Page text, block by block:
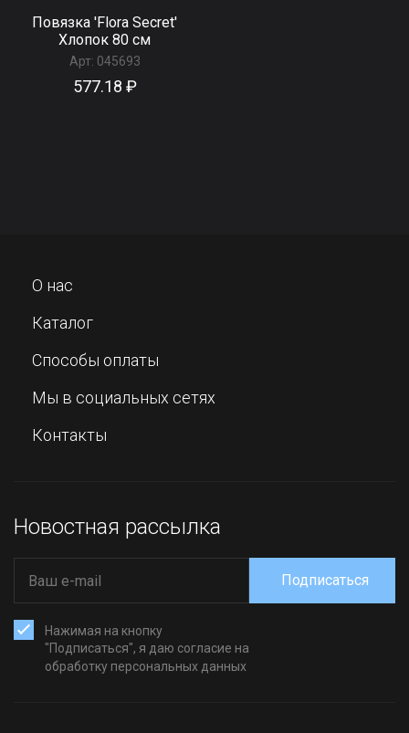
Повязка 'Flora Secret'
Хлопок 80 см
Арт: 045693
577.18 ₽
О нас
Каталог
Способы оплаты
Мы в социальных сетях
Контакты
Новостная рассылка
Нажимая на кнопку
"Подписаться", я даю согласие на
обработку персональных данных
Подписаться